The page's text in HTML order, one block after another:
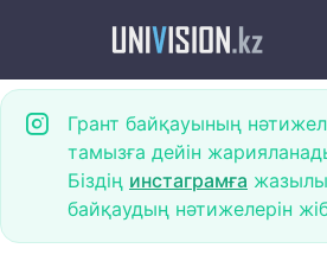
Грант байқауының
тамызға дейін
Біздің инстаграмға
байқаудың нәтижелерін